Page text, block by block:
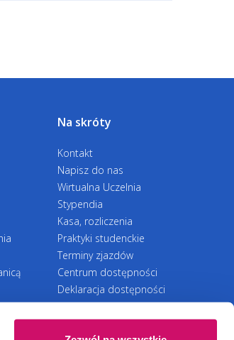
Na skróty
Kontakt
Napisz do nas
Wirtualna Uczelnia
Stypendia
Kasa, rozliczenia
Praktyki studenckie
Terminy zjazdów
Centrum dostępności
Deklaracja dostępności
RODO